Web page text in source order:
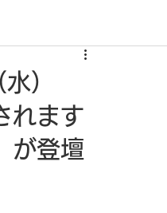
）
れます
が登壇